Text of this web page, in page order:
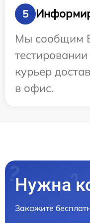
5
Мы сообщим
курьер
в офис.
Нужна
Закажите